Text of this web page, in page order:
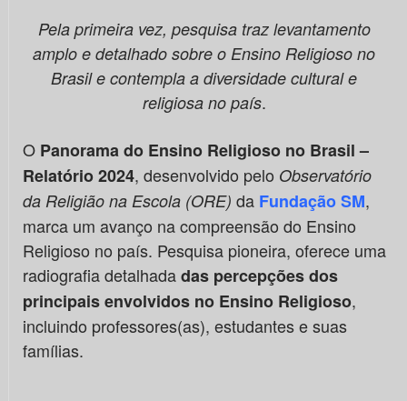
Pela primeira vez, pesquisa traz levantamento
amplo e detalhado sobre o Ensino Religioso no
Brasil e contempla a diversidade cultural e
religiosa no país.
O Panorama do Ensino Religioso no Brasil –
Relatório 2024, desenvolvido pelo Observatório
da Religião na Escola (ORE) da Fundação SM,
marca um avanço na compreensão do Ensino
Religioso no país. Pesquisa pioneira, oferece uma
radiografia detalhadadas percepções dos
principais envolvidos no Ensino Religioso,
incluindo professores(as), estudantes e suas
famílias.